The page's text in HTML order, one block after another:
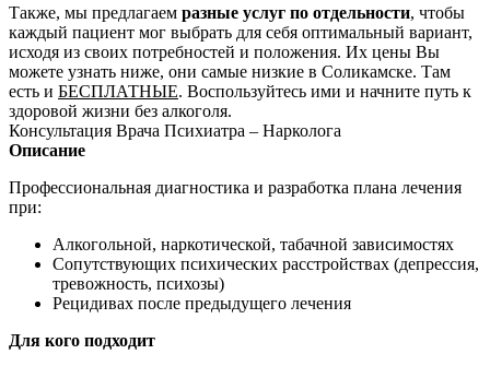
Также, мы предлагаем разные услуг по отдельности, чтобы
каждый пациент мог выбрать для себя оптимальный вариант,
исходя из своих потребностей и положения. Их цены Вы
можете узнать ниже, они самые низкие в Соликамске. Там
есть и БЕСПЛАТНЫЕ. Воспользуйтесь ими и начните путь к
здоровой жизни без алкоголя.
Консультация Врача Психиатра – Нарколога
Описание
Профессиональная диагностика и разработка плана лечения
при:
Алкогольной, наркотической, табачной зависимостях
Сопутствующих психических расстройствах (депрессия,
тревожность, психозы)
Рецидивах после предыдущего лечения
Для кого подходит